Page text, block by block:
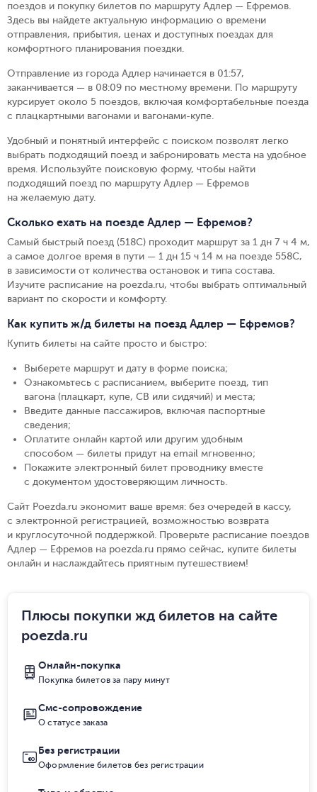
поездов и покупку билетов по маршруту Адлер — Ефремов.
Здесь вы найдете актуальную информацию о времени
отправления, прибытия, ценах и доступных поездах для
комфортного планирования поездки.
Отправление из города Адлер начинается в 01:57,
заканчивается — в 08:09 по местному времени. По маршруту
курсирует около 5 поездов, включая комфортабельные поезда
с плацкартными вагонами и вагонами-купе.
Удобный и понятный интерфейс с поиском позволят легко
выбрать подходящий поезд и забронировать места на удобное
время. Используйте поисковую форму, чтобы найти
подходящий поезд по маршруту Адлер — Ефремов
на желаемую дату.
Сколько ехать на поезде Адлер — Ефремов?
Самый быстрый поезд (518С) проходит маршрут за 1 дн 7 ч 4 м,
а самое долгое время в пути — 1 дн 15 ч 14 м на поезде 558С,
в зависимости от количества остановок и типа состава.
Изучите расписание на poezda.ru, чтобы выбрать оптимальный
вариант по скорости и комфорту.
Как купить ж/д билеты на поезд Адлер — Ефремов?
Купить билеты на сайте просто и быстро:
Выберете маршрут и дату в форме поиска;
Ознакомьтесь с расписанием, выберите поезд, тип
вагона (плацкарт, купе, СВ или сидячий) и места;
Введите данные пассажиров, включая паспортные
сведения;
Оплатите онлайн картой или другим удобным
способом — билеты придут на email мгновенно;
Покажите электронный билет проводнику вместе
с документом удостоверяющим личность.
Сайт Poezda.ru экономит ваше время: без очередей в кассу,
с электронной регистрацией, возможностью возврата
и круглосуточной поддержкой. Проверьте расписание поездов
Адлер — Ефремов на poezda.ru прямо сейчас, купите билеты
онлайн и наслаждайтесь приятным путешествием!
Плюсы покупки жд билетов на сайте
poezda.ru
Онлайн-покупка
Покупка билетов за пару минут
Смс-сопровождение
О статусе заказа
Без регистрации
Оформление билетов без регистрации